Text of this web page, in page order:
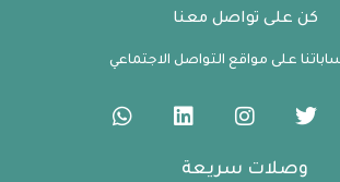
كن على تواصل معنا
على مواقع التواصل الاجتماعي
وصلات سريعة